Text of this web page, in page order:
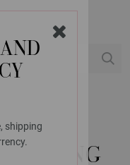
shipping
MESING